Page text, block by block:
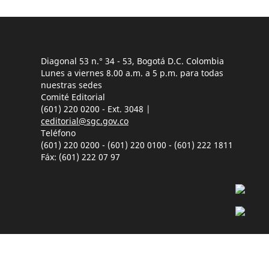
Diagonal 53 n.° 34 - 53, Bogotá D.C. Colombia
Lunes a viernes 8.00 a.m. a 5 p.m. para todas
nuestras sedes
Comité Editorial
(601) 220 0200 - Ext. 3048 |
ceditorial@sgc.gov.co
Teléfono
(601) 220 0200 - (601) 220 0100 - (601) 222 1811
Fáx: (601) 222 07 97